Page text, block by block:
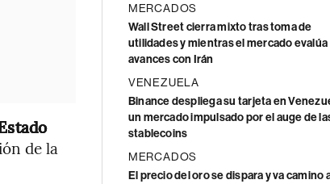
de la
MERCADOS
Wall Street cierra mixto tras toma de
utilidades y mientras el mercado evalúa
avances con Irán
VENEZUELA
Binance despliega su tarjeta en
un mercado impulsado por el auge de
stablecoins
MERCADOS
El precio del oro se dispara y va camino